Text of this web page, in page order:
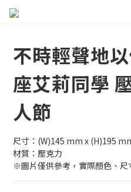
不時輕聲地
座艾莉同學
人節
尺寸：(W)145 mm x (H)195
材質：壓克力
※圖片僅供參考，實際顏色、尺